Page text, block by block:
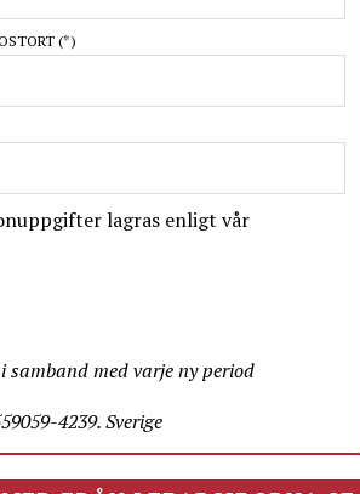
(*)
lagras enligt vår
med varje ny period
4239. Sverige